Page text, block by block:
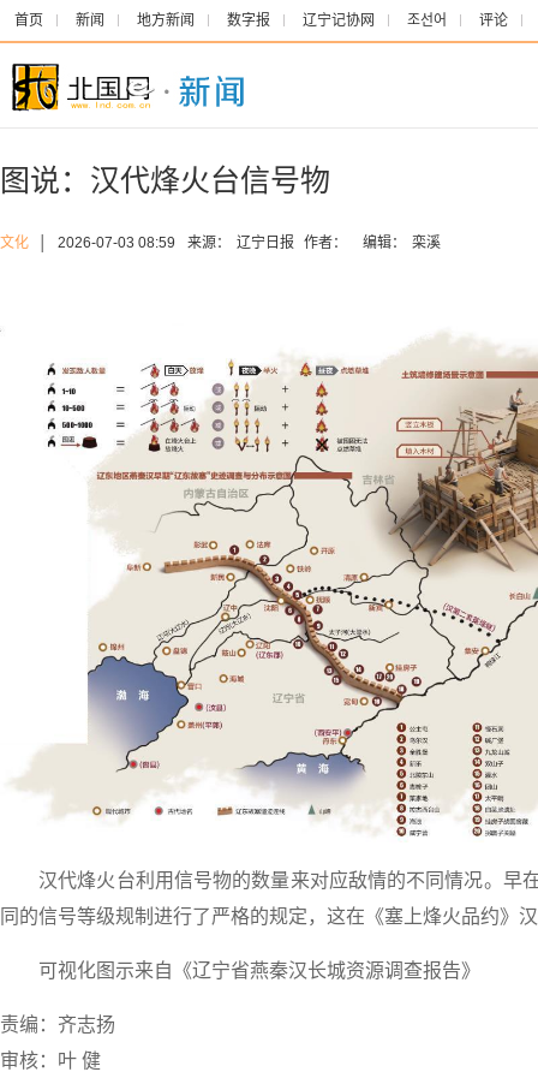
首页 新闻 地方新闻 数字报 辽宁记协网 조선어 评论
图说：汉代烽火台信号物
文化 2026-07-03 08:59 来源： 辽宁日报 作者： 编辑： 栾溪
汉代烽火台利用信号物的数量来对应敌情的不同情况。早
同的信号等级规制进行了严格的规定，这在《塞上烽火品约》
可视化图示来自《辽宁省燕秦汉长城资源调查报告》
责编：齐志扬
审核：叶 健